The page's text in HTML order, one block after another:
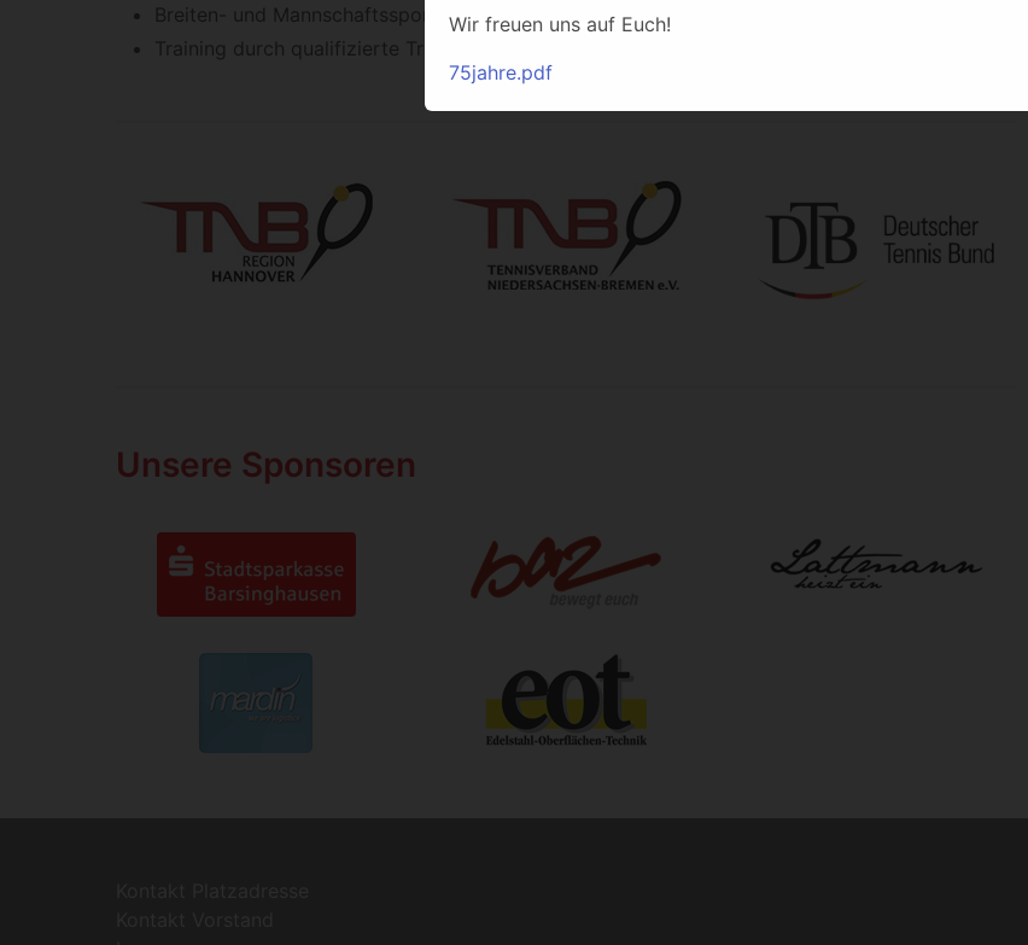
Wir freuen uns auf Euch!
75jahre.pdf
Breiten- und Mannschaftssport in diversen Altersklassen
Training durch qualifizierte Trainer für Jugend-, Breiten- und Mannschaftssport
Unsere Sponsoren